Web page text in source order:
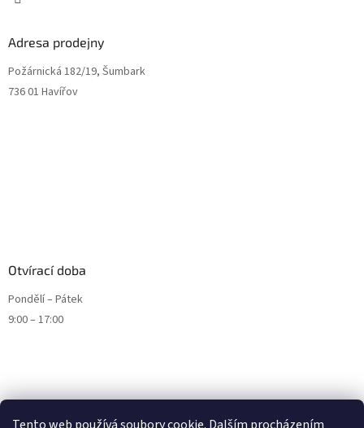
Adresa prodejny
Požárnická 182/19, Šumbark
736 01 Havířov
Otvírací doba
Pondělí – Pátek
9:00 – 17:00